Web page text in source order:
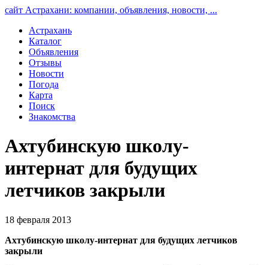
сайт Астрахани: компании, объявления, новости, ...
Астрахань
Каталог
Объявления
Отзывы
Новости
Погода
Карта
Поиск
Знакомства
Ахтубинскую школу-
интернат для будущих
летчиков закрыли
18 февраля 2013
Ахтубинскую школу-интернат для будущих летчиков
закрыли